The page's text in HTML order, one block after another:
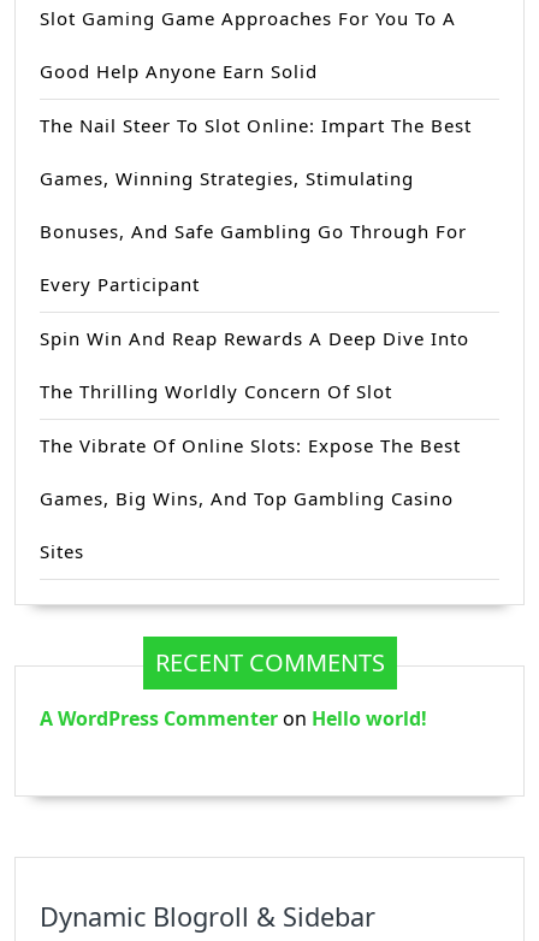
Slot Gaming Game Approaches For You To A
Good Help Anyone Earn Solid
The Nail Steer To Slot Online: Impart The Best
Games, Winning Strategies, Stimulating
Bonuses, And Safe Gambling Go Through For
Every Participant
Spin Win And Reap Rewards A Deep Dive Into
The Thrilling Worldly Concern Of Slot
The Vibrate Of Online Slots: Expose The Best
Games, Big Wins, And Top Gambling Casino
Sites
RECENT COMMENTS
A WordPress Commenteron Hello world!
Dynamic Blogroll & Sidebar